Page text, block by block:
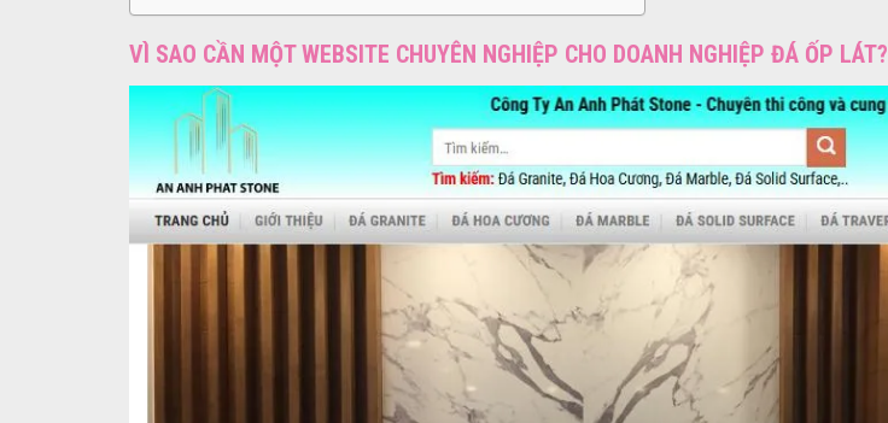
VÌ SAO CẦN MỘT WEBSITE CHUYÊN NGHIỆP CHO DOANH NGHIỆP ĐÁ ỐP LÁT?